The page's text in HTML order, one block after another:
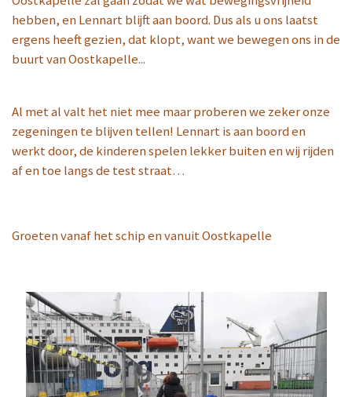
hebben, en Lennart blijft aan boord. Dus als u ons laatst
ergens heeft gezien, dat klopt, want we bewegen ons in de
buurt van Oostkapelle...
Al met al valt het niet mee maar proberen we zeker onze
zegeningen te blijven tellen! Lennart is aan boord en
werkt door, de kinderen spelen lekker buiten en wij rijden
af en toe langs de test straat…
Groeten vanaf het schip en vanuit Oostkapelle